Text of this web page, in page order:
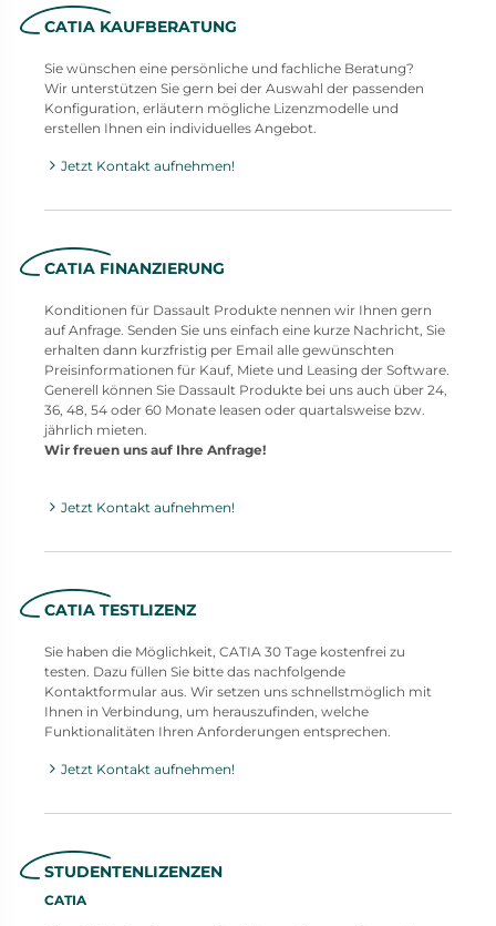
CATIA KAUFBERATUNG
Sie wünschen eine persönliche und fachliche Beratung?
Wir unterstützen Sie gern bei der Auswahl der passenden
Konfiguration, erläutern mögliche Lizenzmodelle und
erstellen Ihnen ein individuelles Angebot.
Jetzt Kontakt aufnehmen!
CATIA FINANZIERUNG
Konditionen für Dassault Produkte nennen wir Ihnen gern
auf Anfrage. Senden Sie uns einfach eine kurze Nachricht, Sie
erhalten dann kurzfristig per Email alle gewünschten
Preisinformationen für Kauf, Miete und Leasing der Software.
Generell können Sie Dassault Produkte bei uns auch über 24,
36, 48, 54 oder 60 Monate leasen oder quartalsweise bzw.
jährlich mieten.
Wir freuen uns auf Ihre Anfrage!
Jetzt Kontakt aufnehmen!
CATIA TESTLIZENZ
Sie haben die Möglichkeit, CATIA 30 Tage kostenfrei zu
testen. Dazu füllen Sie bitte das nachfolgende
Kontaktformular aus. Wir setzen uns schnellstmöglich mit
Ihnen in Verbindung, um herauszufinden, welche
Funktionalitäten Ihren Anforderungen entsprechen.
Jetzt Kontakt aufnehmen!
STUDENTENLIZENZEN
CATIA